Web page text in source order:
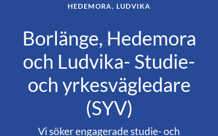
HEDEMORA, LUDVIKA
Borlänge, Hedemora
och Ludvika- Studie-
och yrkesvägledare
(SYV)
Vi söker engagerade studie- och